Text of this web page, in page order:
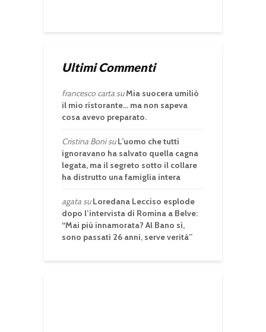
Ultimi Commenti
francesco cartasuMia suocera umiliò
il mio ristorante… ma non sapeva
cosa avevo preparato.
Cristina BonisuL’uomo che tutti
ignoravano ha salvato quella cagna
legata, ma il segreto sotto il collare
ha distrutto una famiglia intera
agatasuLoredana Lecciso esplode
dopo l’intervista di Romina a Belve:
“Mai più innamorata? Al Bano sì,
sono passati 26 anni, serve verità”